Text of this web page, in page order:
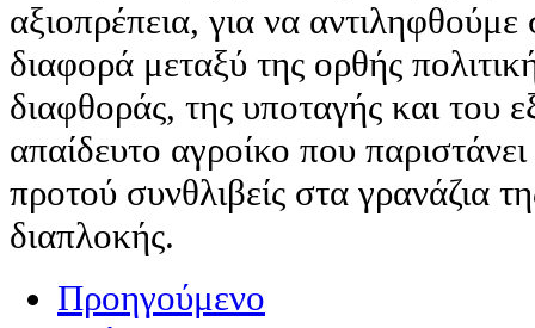
αξιοπρέπεια, για να
διαφορά μεταξύ της ορθής
διαφθοράς, της υποταγής και του
απαίδευτο αγροίκο που
προτού συνθλιβείς στα γρανάζια
διαπλοκής.
Προηγούμενο